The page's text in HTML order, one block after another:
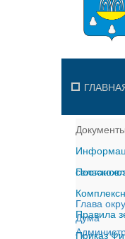
Документы
Правила
Приказ
Глава
Дума